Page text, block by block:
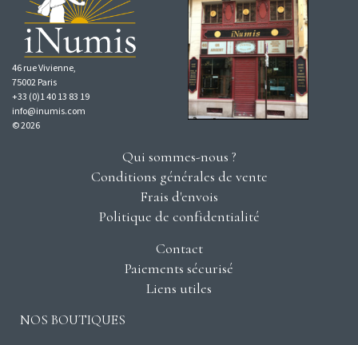
46 rue Vivienne,
75002 Paris
+33 (0)1 40 13 83 19
info@inumis.com
© 2026
Qui sommes-nous ?
Conditions générales de vente
Frais d'envois
Politique de confidentialité
Contact
Paiements sécurisé
Liens utiles
NOS BOUTIQUES